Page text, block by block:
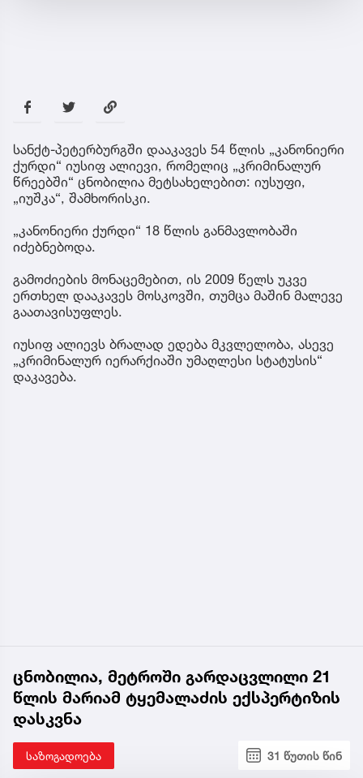
სანქტ-პეტერბურგში დააკავეს 54 წლის „კანონიერი
ქურდი“ იუსიფ ალიევი, რომელიც „კრიმინალურ
წრეებში“ ცნობილია მეტსახელებით: იუსუფი,
„იუშკა“, შამხორისკი.
„კანონიერი ქურდი“ 18 წლის განმავლობაში
იძებნებოდა.
გამოძიების მონაცემებით, ის 2009 წელს უკვე
ერთხელ დააკავეს მოსკოვში, თუმცა მაშინ მალევე
გაათავისუფლეს.
იუსიფ ალიევს ბრალად ედება მკვლელობა, ასევე
„კრიმინალურ იერარქიაში უმაღლესი სტატუსის“
დაკავება.
ცნობილია, მეტროში გარდაცვლილი 21
წლის მარიამ ტყემალაძის ექსპერტიზის
დასკვნა
საზოგადოება 31 წუთის წინ